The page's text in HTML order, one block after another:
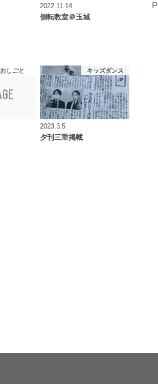
2022.11.14
側転教室＠玉城
おしごと キッズダンス
2023.3.5
夕刊三重掲載